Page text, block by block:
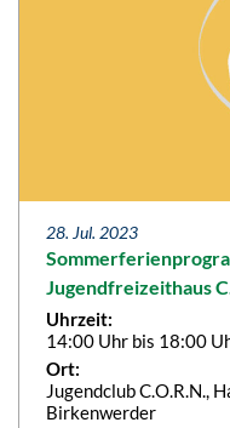
28. Jul. 2023
Jugendfreizeithaus
Uhrzeit:
14:00 Uhr bis 18:00
Ort:
Jugendclub C.O.R.N.,
Birkenwerder